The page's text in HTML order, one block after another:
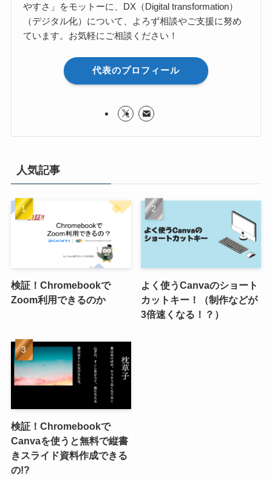
やすさ」をモットーに、DX（Digital transformation）
（デジタル化）について、よろず相談やご支援に努め
ています。お気軽にご相談ください！
代表のプロフィール
人気記事
検証！Chromebookで
Zoom利用できるのか
よく使うCanvaのショート
カットキー！（制作などが
3倍速くなる！？）
検証！Chromebookで
Canvaを使うと無料で縦書
きスライド資料作成できる
の!?